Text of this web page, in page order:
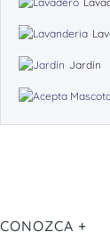
Jardín
CONOZCA +